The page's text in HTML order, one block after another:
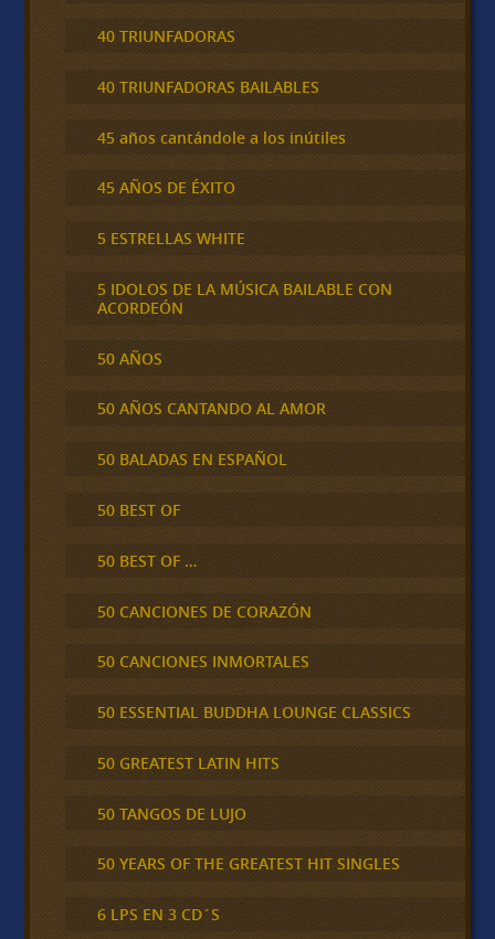
40 TRIUNFADORAS
40 TRIUNFADORAS BAILABLES
45 años cantándole a los inútiles
45 AÑOS DE ÉXITO
5 ESTRELLAS WHITE
5 IDOLOS DE LA MÚSICA BAILABLE CON
ACORDEÓN
50 AÑOS
50 AÑOS CANTANDO AL AMOR
50 BALADAS EN ESPAÑOL
50 BEST OF
50 BEST OF …
50 CANCIONES DE CORAZÓN
50 CANCIONES INMORTALES
50 ESSENTIAL BUDDHA LOUNGE CLASSICS
50 GREATEST LATIN HITS
50 TANGOS DE LUJO
50 YEARS OF THE GREATEST HIT SINGLES
6 LPS EN 3 CD´S